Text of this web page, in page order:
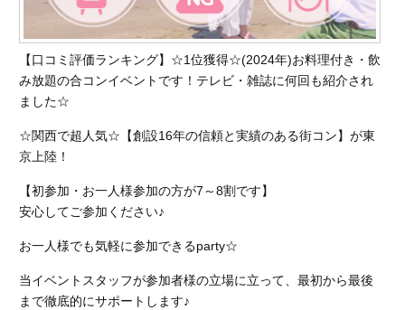
【口コミ評価ランキング】☆1位獲得☆(2024年)お料理付き・飲
み放題の合コンイベントです！テレビ・雑誌に何回も紹介され
ました☆
☆関西で超人気☆【創設16年の信頼と実績のある街コン】が東
京上陸！
【初参加・お一人様参加の方が7～8割です】
安心してご参加ください♪
お一人様でも気軽に参加できるparty☆
当イベントスタッフが参加者様の立場に立って、最初から最後
まで徹底的にサポートします♪